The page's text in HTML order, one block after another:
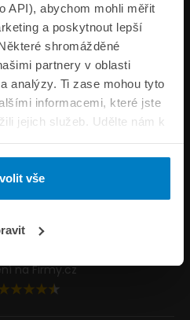
API), abychom mohli měřit
a poskytnout lepší
shromážděné
partnery v oblasti
analýzy. Ti zase mohou tyto
informacemi, které jste
jejich služeb. Udělte nám k
vše
nám
na Firmy.cz